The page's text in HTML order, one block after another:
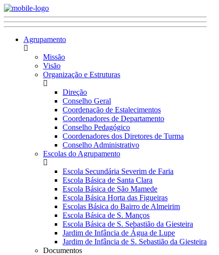
Agrupamento
Missão
Visão
Organização e Estruturas
Direção
Conselho Geral
Coordenação de Estalecimentos
Coordenadores de Departamento
Conselho Pedagógico
Coordenadores dos Diretores de Turma
Conselho Administrativo
Escolas do Agrupamento
Escola Secundária Severim de Faria
Escola Básica de Santa Clara
Escola Básica de São Mamede
Escola Básica Horta das Figueiras
Escolas Básica do Bairro de Almeirim
Escola Básica de S. Manços
Escola Básica de S. Sebastião da Giesteira
Jardim de Infância de Água de Lupe
Jardim de Infância de S. Sebastião da Giesteira
Documentos